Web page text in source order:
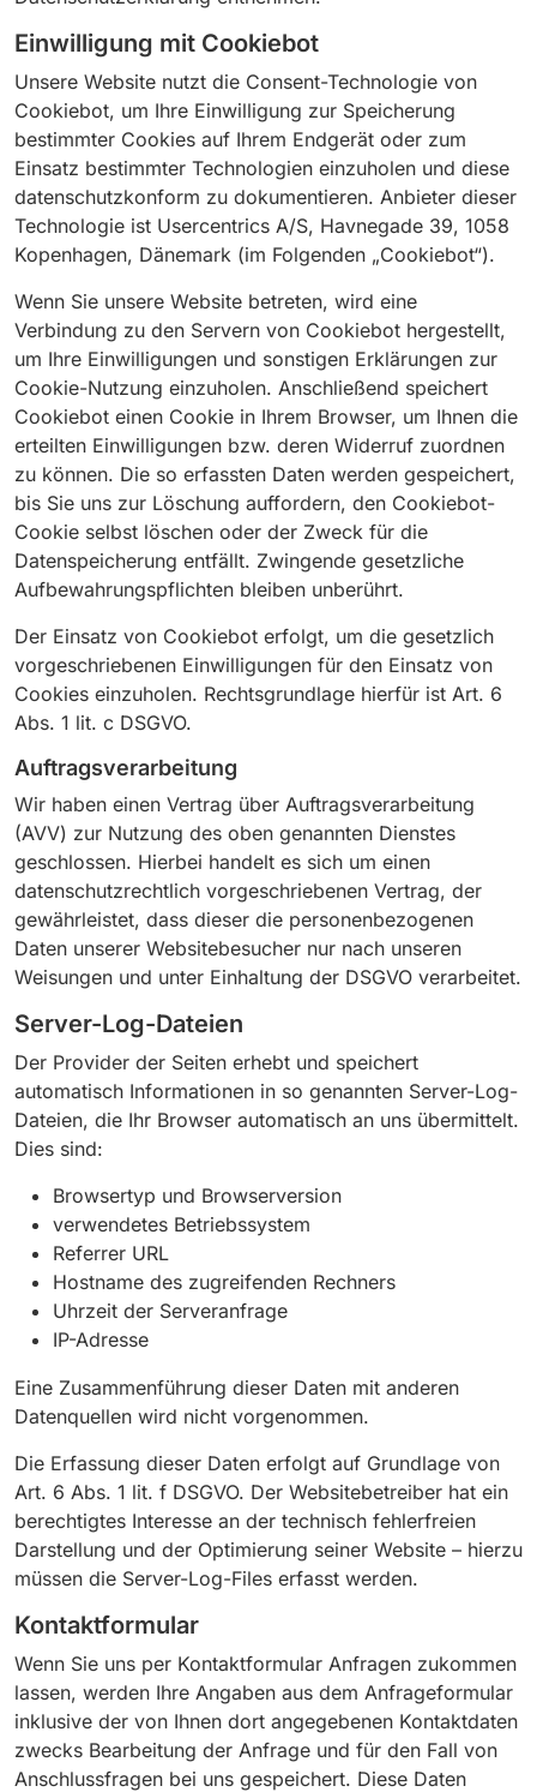
Einwilligung mit Cookiebot
Unsere Website nutzt die Consent-Technologie von
Cookiebot, um Ihre Einwilligung zur Speicherung
bestimmter Cookies auf Ihrem Endgerät oder zum
Einsatz bestimmter Technologien einzuholen und diese
datenschutzkonform zu dokumentieren. Anbieter dieser
Technologie ist Usercentrics A/S, Havnegade 39, 1058
Kopenhagen, Dänemark (im Folgenden „Cookiebot“).
Wenn Sie unsere Website betreten, wird eine
Verbindung zu den Servern von Cookiebot hergestellt,
um Ihre Einwilligungen und sonstigen Erklärungen zur
Cookie-Nutzung einzuholen. Anschließend speichert
Cookiebot einen Cookie in Ihrem Browser, um Ihnen die
erteilten Einwilligungen bzw. deren Widerruf zuordnen
zu können. Die so erfassten Daten werden gespeichert,
bis Sie uns zur Löschung auffordern, den Cookiebot-
Cookie selbst löschen oder der Zweck für die
Datenspeicherung entfällt. Zwingende gesetzliche
Aufbewahrungspflichten bleiben unberührt.
Der Einsatz von Cookiebot erfolgt, um die gesetzlich
vorgeschriebenen Einwilligungen für den Einsatz von
Cookies einzuholen. Rechtsgrundlage hierfür ist Art. 6
Abs. 1 lit. c DSGVO.
Auftragsverarbeitung
Wir haben einen Vertrag über Auftragsverarbeitung
(AVV) zur Nutzung des oben genannten Dienstes
geschlossen. Hierbei handelt es sich um einen
datenschutzrechtlich vorgeschriebenen Vertrag, der
gewährleistet, dass dieser die personenbezogenen
Daten unserer Websitebesucher nur nach unseren
Weisungen und unter Einhaltung der DSGVO verarbeitet.
Server-Log-Dateien
Der Provider der Seiten erhebt und speichert
automatisch Informationen in so genannten Server-Log-
Dateien, die Ihr Browser automatisch an uns übermittelt.
Dies sind:
Browsertyp und Browserversion
verwendetes Betriebssystem
Referrer URL
Hostname des zugreifenden Rechners
Uhrzeit der Serveranfrage
IP-Adresse
Eine Zusammenführung dieser Daten mit anderen
Datenquellen wird nicht vorgenommen.
Die Erfassung dieser Daten erfolgt auf Grundlage von
Art. 6 Abs. 1 lit. f DSGVO. Der Websitebetreiber hat ein
berechtigtes Interesse an der technisch fehlerfreien
Darstellung und der Optimierung seiner Website – hierzu
müssen die Server-Log-Files erfasst werden.
Kontaktformular
Wenn Sie uns per Kontaktformular Anfragen zukommen
lassen, werden Ihre Angaben aus dem Anfrageformular
inklusive der von Ihnen dort angegebenen Kontaktdaten
zwecks Bearbeitung der Anfrage und für den Fall von
Anschlussfragen bei uns gespeichert. Diese Daten